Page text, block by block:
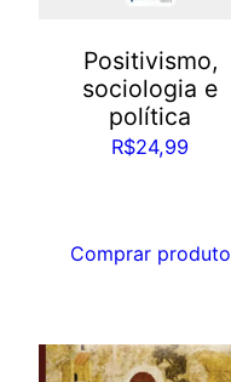
Positivismo,
sociologia e
política
R$24,99
Comprar produto